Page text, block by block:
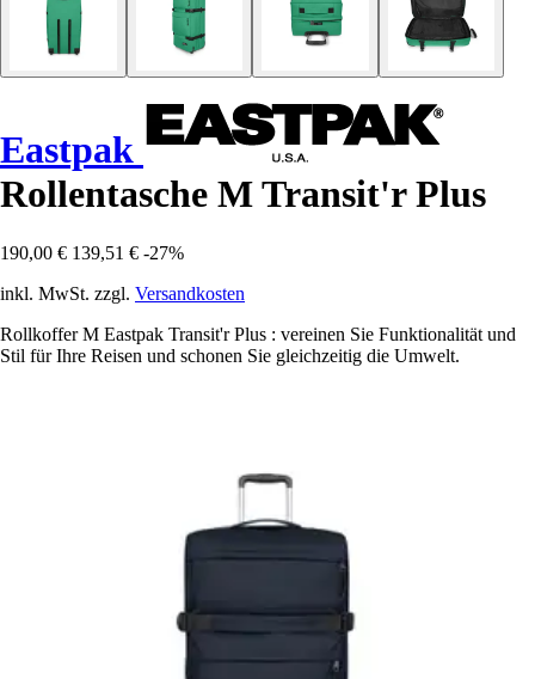
Eastpak
Rollentasche M Transit'r Plus
190,00 € 139,51 € -27%
inkl. MwSt. zzgl. Versandkosten
Rollkoffer M Eastpak Transit'r Plus : vereinen Sie Funktionalität und
Stil für Ihre Reisen und schonen Sie gleichzeitig die Umwelt.